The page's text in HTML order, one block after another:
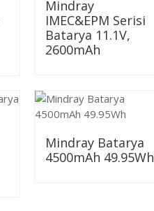
Mindray
IMEC&EPM Serisi
Batarya 11.1V,
2600mAh
Mindray Batarya
4500mAh 49.95Wh